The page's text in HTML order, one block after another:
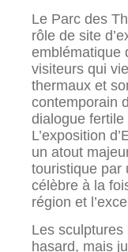
Le Parc des
rôle de site
emblématique
visiteurs qui
thermaux et
contemporain
dialogue
L’exposition
un atout
touristique par
célèbre à la
région et
Les
hasard, mais